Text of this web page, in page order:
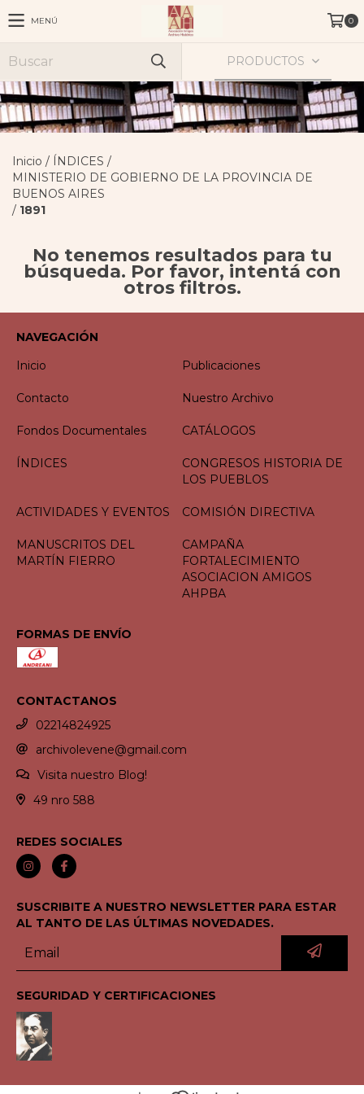
MENÚ 0
PRODUCTOS
Inicio / ÍNDICES /
MINISTERIO DE GOBIERNO DE LA PROVINCIA DE
BUENOS AIRES
/ 1891
No tenemos resultados para tu
búsqueda. Por favor, intentá con
otros filtros.
NAVEGACIÓN
Inicio
Publicaciones
Contacto Nuestro Archivo
Fondos Documentales CATÁLOGOS
ÍNDICES
CONGRESOS HISTORIA DE
LOS PUEBLOS
ACTIVIDADES Y EVENTOS COMISIÓN DIRECTIVA
MANUSCRITOS DEL
MARTÍN FIERRO
CAMPAÑA
FORTALECIMIENTO
ASOCIACION AMIGOS
AHPBA
FORMAS DE ENVÍO
CONTACTANOS
02214824925
archivolevene@gmail.com
Visita nuestro Blog!
49 nro 588
REDES SOCIALES
SUSCRIBITE A NUESTRO NEWSLETTER PARA ESTAR
AL TANTO DE LAS ÚLTIMAS NOVEDADES.
SEGURIDAD Y CERTIFICACIONES